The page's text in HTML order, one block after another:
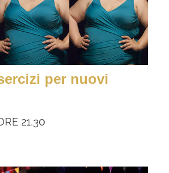
per nuovi
21.30